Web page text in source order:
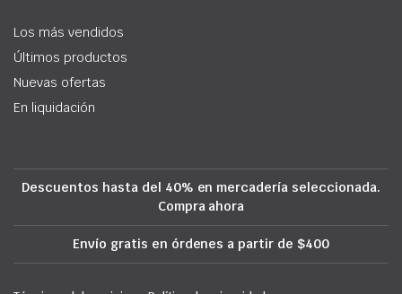
Los más vendidos
Últimos productos
Nuevas ofertas
En liquidación
Descuentos hasta del 40% en mercadería seleccionada.
Compra ahora
Envío gratis en órdenes a partir de $400